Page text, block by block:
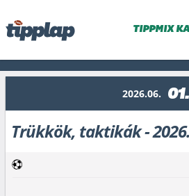
TIPPMIX
2026.06. 01.
Trükkök, taktikák -